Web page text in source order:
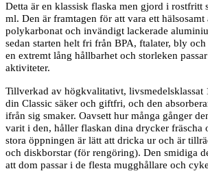
Detta är en klassisk flaska men gjord i rostfritt
ml. Den är framtagen för att vara ett
polykarbonat och invändigt lackerade
sedan starten helt fri från BPA, ftalater, bly
en extremt lång hållbarhet och storleken
aktiviteter.
Tillverkad av högkvalitativt, livsmedelsklassat
din Classic säker och giftfri, och den
ifrån sig smaker. Oavsett hur många gånger
varit i den, håller flaskan dina drycker fräscha
stora öppningen är lätt att dricka ur och är
och diskborstar (för rengöring). Den smidiga
att dom passar i de flesta mugghållare och